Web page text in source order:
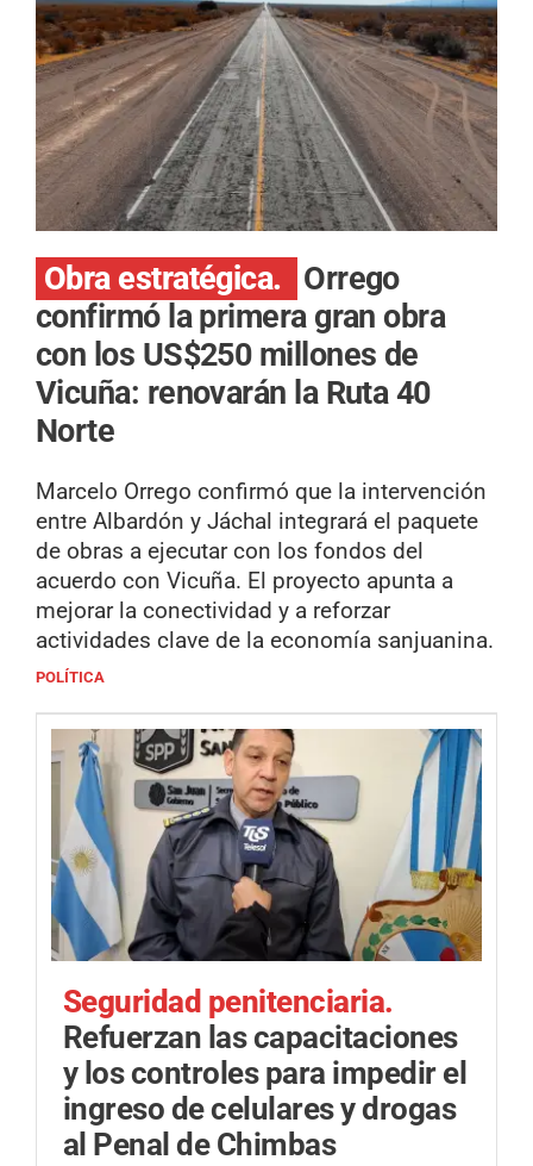
Obra estratégica.
Orrego
confirmó la primera gran obra
con los US$250 millones de
Vicuña: renovarán la Ruta 40
Norte
Marcelo Orrego confirmó que la intervención
entre Albardón y Jáchal integrará el paquete
de obras a ejecutar con los fondos del
acuerdo con Vicuña. El proyecto apunta a
mejorar la conectividad y a reforzar
actividades clave de la economía sanjuanina.
POLÍTICA
Seguridad penitenciaria.
Refuerzan las capacitaciones
y los controles para impedir el
ingreso de celulares y drogas
al Penal de Chimbas